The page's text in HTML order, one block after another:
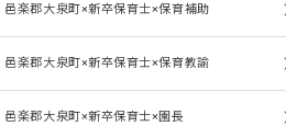
邑楽郡大泉町×新卒保育士×保育補助
邑楽郡大泉町×新卒保育士×保育教諭
邑楽郡大泉町×新卒保育士×園長